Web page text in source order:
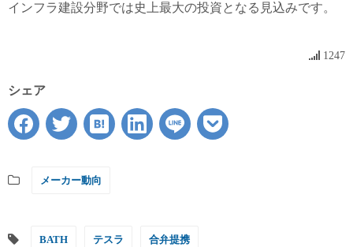
インフラ建設分野では史上最大の投資となる見込みです。
1247
シェア
メーカー動向
BATH テスラ 合弁提携